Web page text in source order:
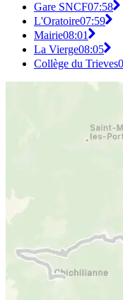
Gare SNCF07:58
L'Oratoire07:59
Mairie08:01
La Vierge08:05
Collège du Trieves